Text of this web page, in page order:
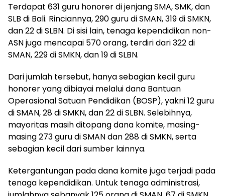
Terdapat 631 guru honorer di jenjang SMA, SMK, dan
SLB di Bali. Rinciannya, 290 guru di SMAN, 319 di SMKN,
dan 22 di SLBN. Di sisi lain, tenaga kependidikan non-
ASN juga mencapai 570 orang, terdiri dari 322 di
SMAN, 229 di SMKN, dan 19 di SLBN.
Dari jumlah tersebut, hanya sebagian kecil guru
honorer yang dibiayai melalui dana Bantuan
Operasional Satuan Pendidikan (BOSP), yakni 12 guru
di SMAN, 28 di SMKN, dan 22 di SLBN. Selebihnya,
mayoritas masih ditopang dana komite, masing-
masing 273 guru di SMAN dan 288 di SMKN, serta
sebagian kecil dari sumber lainnya.
Ketergantungan pada dana komite juga terjadi pada
tenaga kependidikan. Untuk tenaga administrasi,